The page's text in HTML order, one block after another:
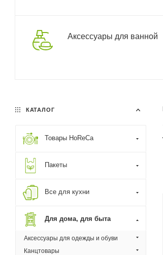
Аксессуары для ванной
КАТАЛОГ
Товары HoReCa
Пакеты
Все для кухни
Для дома, для быта
Аксессуары для одежды и обуви
Канцтовары